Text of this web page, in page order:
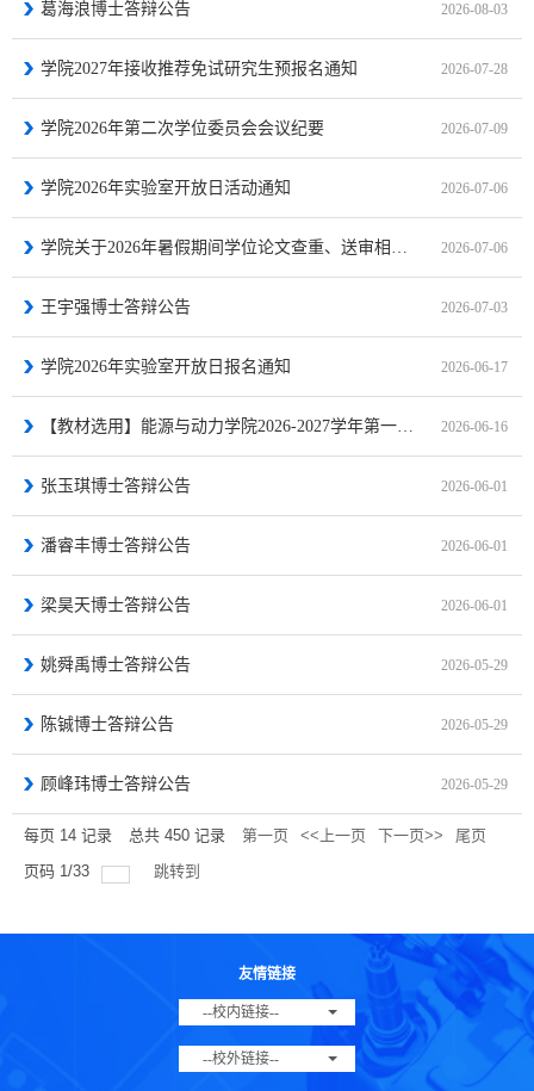
葛海浪博士答辩公告 2026-08-03
学院2027年接收推荐免试研究生预报名通知 2026-07-28
学院2026年第二次学位委员会会议纪要 2026-07-09
学院2026年实验室开放日活动通知 2026-07-06
学院关于2026年暑假期间学位论文查重、送审相关工作安排的通知 2026-07-06
王宇强博士答辩公告 2026-07-03
学院2026年实验室开放日报名通知 2026-06-17
【教材选用】能源与动力学院2026-2027学年第一学期研究生教材选用公示 2026-06-16
张玉琪博士答辩公告 2026-06-01
潘睿丰博士答辩公告 2026-06-01
梁昊天博士答辩公告 2026-06-01
姚舜禹博士答辩公告 2026-05-29
陈铖博士答辩公告 2026-05-29
顾峰玮博士答辩公告 2026-05-29
每页 14 记录 总共 450 记录 第一页 <<上一页 下一页>>
尾页
页码 1/33 跳转到
友情链接
--校内链接--
--校外链接--